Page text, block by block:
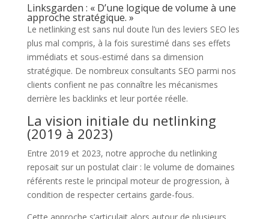
Linksgarden : « D’une logique de volume à une
approche stratégique. »
Le netlinking est sans nul doute l’un des leviers SEO les
plus mal compris, à la fois surestimé dans ses effets
immédiats et sous-estimé dans sa dimension
stratégique. De nombreux consultants SEO parmi nos
clients confient ne pas connaître les mécanismes
derrière les backlinks et leur portée réelle.
La vision initiale du netlinking
(2019 à 2023)
Entre 2019 et 2023, notre approche du netlinking
reposait sur un postulat clair : le volume de domaines
référents reste le principal moteur de progression, à
condition de respecter certains garde-fous.
Cette approche s’articulait alors autour de plusieurs